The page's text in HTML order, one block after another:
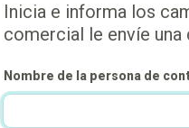
Inicia e informa los
comercial le envíe
Nombre de la persona de